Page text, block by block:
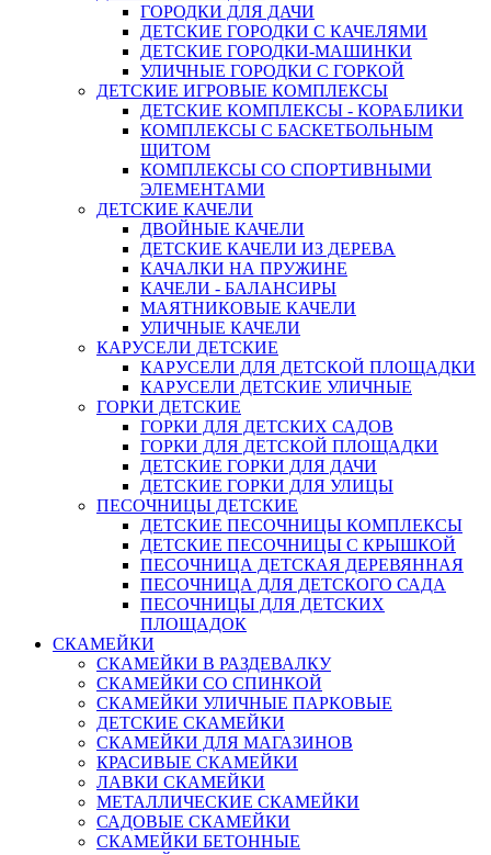
ГОРОДКИ ДЛЯ ДАЧИ
ДЕТСКИЕ ГОРОДКИ С КАЧЕЛЯМИ
ДЕТСКИЕ ГОРОДКИ-МАШИНКИ
УЛИЧНЫЕ ГОРОДКИ С ГОРКОЙ
ДЕТСКИЕ ИГРОВЫЕ КОМПЛЕКСЫ
ДЕТСКИЕ КОМПЛЕКСЫ - КОРАБЛИКИ
КОМПЛЕКСЫ С БАСКЕТБОЛЬНЫМ
ЩИТОМ
КОМПЛЕКСЫ СО СПОРТИВНЫМИ
ЭЛЕМЕНТАМИ
ДЕТСКИЕ КАЧЕЛИ
ДВОЙНЫЕ КАЧЕЛИ
ДЕТСКИЕ КАЧЕЛИ ИЗ ДЕРЕВА
КАЧАЛКИ НА ПРУЖИНЕ
КАЧЕЛИ - БАЛАНСИРЫ
МАЯТНИКОВЫЕ КАЧЕЛИ
УЛИЧНЫЕ КАЧЕЛИ
КАРУСЕЛИ ДЕТСКИЕ
КАРУСЕЛИ ДЛЯ ДЕТСКОЙ ПЛОЩАДКИ
КАРУСЕЛИ ДЕТСКИЕ УЛИЧНЫЕ
ГОРКИ ДЕТСКИЕ
ГОРКИ ДЛЯ ДЕТСКИХ САДОВ
ГОРКИ ДЛЯ ДЕТСКОЙ ПЛОЩАДКИ
ДЕТСКИЕ ГОРКИ ДЛЯ ДАЧИ
ДЕТСКИЕ ГОРКИ ДЛЯ УЛИЦЫ
ПЕСОЧНИЦЫ ДЕТСКИЕ
ДЕТСКИЕ ПЕСОЧНИЦЫ КОМПЛЕКСЫ
ДЕТСКИЕ ПЕСОЧНИЦЫ С КРЫШКОЙ
ПЕСОЧНИЦА ДЕТСКАЯ ДЕРЕВЯННАЯ
ПЕСОЧНИЦА ДЛЯ ДЕТСКОГО САДА
ПЕСОЧНИЦЫ ДЛЯ ДЕТСКИХ
ПЛОЩАДОК
СКАМЕЙКИ
СКАМЕЙКИ В РАЗДЕВАЛКУ
СКАМЕЙКИ СО СПИНКОЙ
СКАМЕЙКИ УЛИЧНЫЕ ПАРКОВЫЕ
ДЕТСКИЕ СКАМЕЙКИ
СКАМЕЙКИ ДЛЯ МАГАЗИНОВ
КРАСИВЫЕ СКАМЕЙКИ
ЛАВКИ СКАМЕЙКИ
МЕТАЛЛИЧЕСКИЕ СКАМЕЙКИ
САДОВЫЕ СКАМЕЙКИ
СКАМЕЙКИ БЕТОННЫЕ